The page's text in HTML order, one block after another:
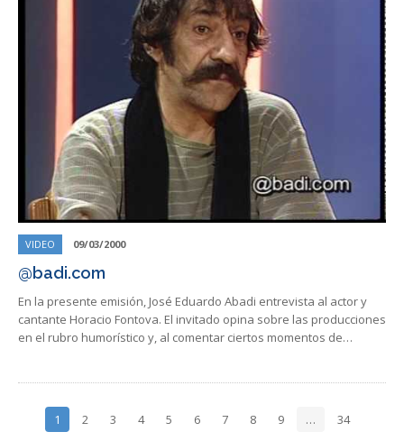
VIDEO 09/03/2000
@badi.com
En la presente emisión, José Eduardo Abadi entrevista al actor y
cantante Horacio Fontova. El invitado opina sobre las producciones
en el rubro humorístico y, al comentar ciertos momentos de…
1 2 3 4 5 6 7 8 9 … 34